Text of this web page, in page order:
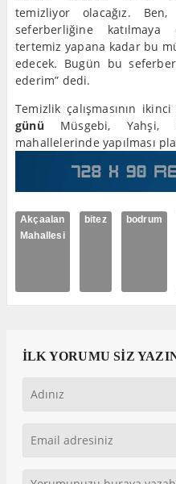
temizliyor olacağız.
seferberliğine katılmaya
tertemiz yapana kadar bu
edecek. Bugün bu
ederim” dedi.
Temizlik çalışmasının ikinci
günü Müsgebi, Yahşi,
mahallelerinde yapılması
Akçaalan
Mahallesi
bitez bodrum
İLK YORUMU SİZ